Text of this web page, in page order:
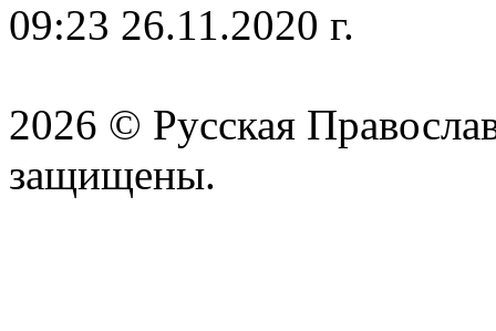
09:23 26.11.2020 г.
2026 © Русская
защищены.